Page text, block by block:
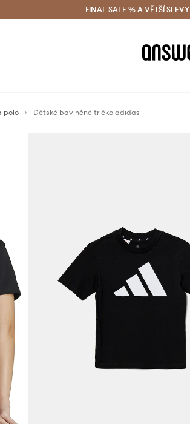
a vrácení zdarma (od 1800 Kč)
FINAL SALE % A VĚTŠÍ
polo Dětské bavlněné tričko adidas